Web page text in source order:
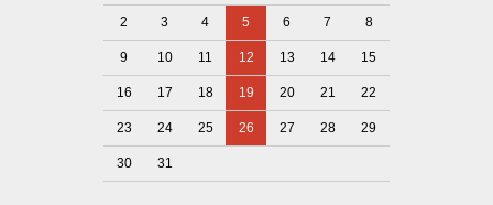
2 3 4 5 6 7 8
9 10 11 12 13 14 15
16 17 18 19 20 21 22
23 24 25 26 27 28 29
30 31